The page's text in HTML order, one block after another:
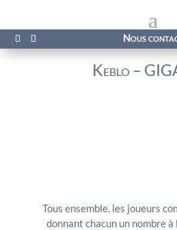
Nous
Keblo –
Tous ensemble, les joueurs
donnant chacun un nombre